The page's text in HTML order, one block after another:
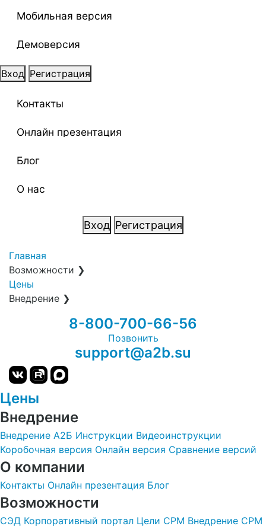
Мобильная версия
Демоверсия
Вход Регистрация
Контакты
Онлайн презентация
Блог
О нас
Вход Регистрация
Главная
Возможности ❯
Цены
Внедрение ❯
8-800-700-66-56
Позвонить
support@a2b.su
Цены
Внедрение
Внедрение А2Б Инструкции Видеоинструкции
Коробочная версия Онлайн версия Сравнение версий
О компании
Контакты Онлайн презентация Блог
Возможности
СЭД Корпоративный портал Цели СРМ Внедрение СРМ